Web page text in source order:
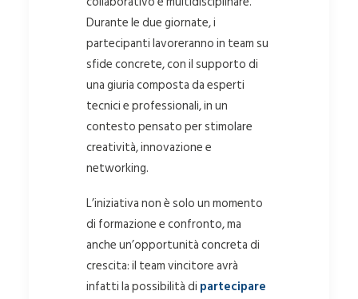
Durante le due giornate, i
partecipanti lavoreranno in team su
sfide concrete, con il supporto di
una giuria composta da esperti
tecnici e professionali, in un
contesto pensato per stimolare
creatività, innovazione e
networking.
L’iniziativa non è solo un momento
di formazione e confronto, ma
anche un’opportunità concreta di
crescita: il team vincitore avrà
infatti la possibilità di partecipare